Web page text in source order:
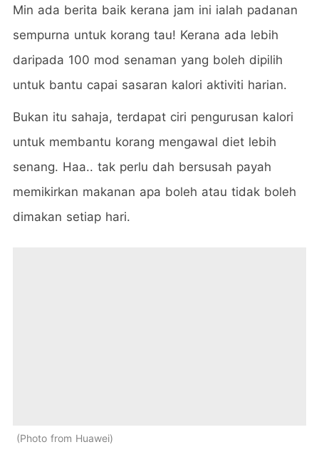
Min ada berita baik kerana jam ini ialah padanan
sempurna untuk korang tau! Kerana ada lebih
daripada 100 mod senaman yang boleh dipilih
untuk bantu capai sasaran kalori aktiviti harian.
Bukan itu sahaja, terdapat ciri pengurusan kalori
untuk membantu korang mengawal diet lebih
senang. Haa.. tak perlu dah bersusah payah
memikirkan makanan apa boleh atau tidak boleh
dimakan setiap hari.
Photo from Huawei